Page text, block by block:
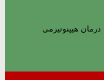
هیپنوتیزمی